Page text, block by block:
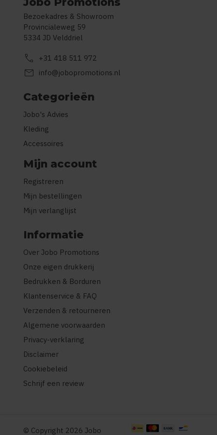
Bezoekadres & Showroom
Provincialeweg 59
5334 JD Velddriel
call +31 418 511 972
mail info@jobopromotions.nl
Categorieën
Jobo's Advies
Kleding
Accessoires
Mijn account
Registreren
Mijn bestellingen
Mijn verlanglijst
Informatie
Over Jobo Promotions
Onze eigen drukkerij
Bedrukken & Borduren
Klantenservice & FAQ
Verzenden & retourneren
Algemene voorwaarden
Privacy-verklaring
Disclaimer
Cookiebeleid
Schrijf een review
© Copyright 2026 Jobo